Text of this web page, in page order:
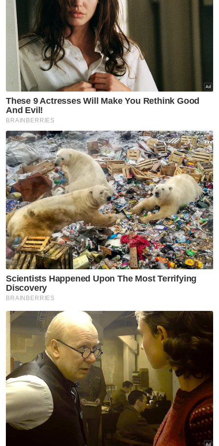
atas nama seorang wanita di Bangi, Selangor.
"Polis telah menghubungi wanita berkenaan
dan dia menjelaskan bahawa kenderaan itu
diberikan sambung bayar kepada sebuah
syarikat kereta di negeri ini.
“Kes ini disiasat mengikut Seksyen 324 dan
279 Kanun Keseksaan dan usaha mengesan
suspek sedang giat dijalankan," katanya.
Artikel Berkaitan:
Lelaki dedah kaki dipotong akibat banyak minum teh
tarik I 25 OGOS 2023
PORT mohon maaf, tarian ekstrem di luar kawalan
penganjur
Lelaki dedah kaki dipotong akibat banyak minum teh
tarik
Hari ini, tular video berdurasi 20 saat di laman
sosial Facebook menunjukkan seorang lelaki
berbaju putih memukul pemandu Perodua
Kancil menggunakan besi dipercayai selepas
berlaku kemalangan.
Muat turun aplikasi Sinar Harian.Klik di sini!